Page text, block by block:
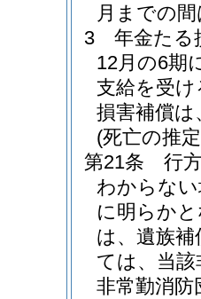
月までの
3
年金たる
12月の6期
支給を受
損害補償
(死亡の推
第21条
行
わからな
に明らか
は、遺族
ては、当
非常勤消